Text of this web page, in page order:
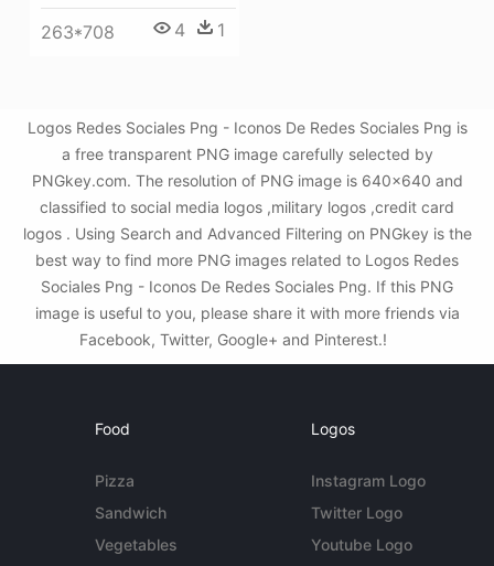
263*708 4 1
Logos Redes Sociales Png - Iconos De Redes Sociales Png is
a free transparent PNG image carefully selected by
PNGkey.com. The resolution of PNG image is 640x640 and
classified to social media logos ,military logos ,credit card
logos . Using Search and Advanced Filtering on PNGkey is the
best way to find more PNG images related to Logos Redes
Sociales Png - Iconos De Redes Sociales Png. If this PNG
image is useful to you, please share it with more friends via
Facebook, Twitter, Google+ and Pinterest.!
Food
Pizza
Sandwich
Vegetables
Logos
Instagram Logo
Twitter Logo
Youtube Logo